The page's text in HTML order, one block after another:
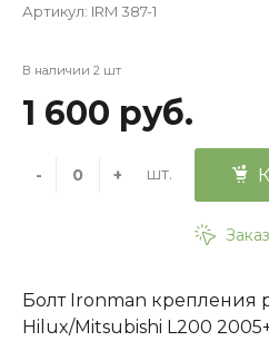
Артикул: IRM 387-1
В наличии 2 шт
1 600 руб.
- + шт.
Болт Ironman крепления
Hilux/Mitsubishi L200